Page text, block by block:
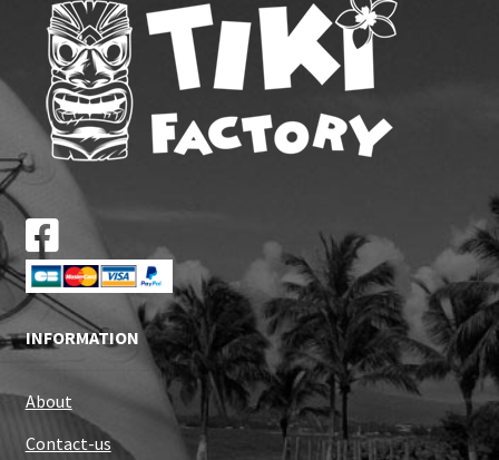
INFORMATION
About
Contact-us